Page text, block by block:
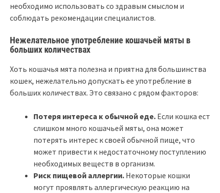
необходимо использовать со здравым смыслом и
соблюдать рекомендации специалистов.
Нежелательное употребление кошачьей мяты в
больших количествах
Хоть кошачья мята полезна и приятна для большинства
кошек, нежелательно допускать ее употребление в
больших количествах. Это связано с рядом факторов:
Потеря интереса к обычной еде. Если кошка ест
слишком много кошачьей мяты, она может
потерять интерес к своей обычной пище, что
может привести к недостаточному поступлению
необходимых веществ в организм.
Риск пищевой аллергии. Некоторые кошки
могут проявлять аллергическую реакцию на